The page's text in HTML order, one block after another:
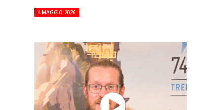
4 MAGGIO 2026